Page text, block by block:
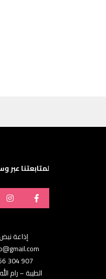
لمتابعتنا عبر
إذاعة
907 304 566 970+
الطيبة – رام